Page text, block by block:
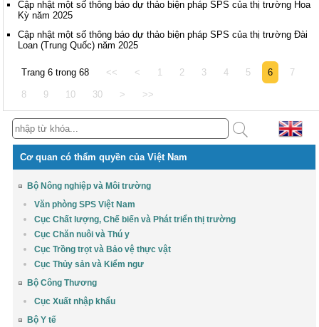
Cập nhật một số thông báo dự thảo biện pháp SPS của thị trường Hoa
Kỳ năm 2025
Cập nhật một số thông báo dự thảo biện pháp SPS của thị trường Đài
Loan (Trung Quốc) năm 2025
Trang 6 trong 68 << < 1 2 3 4 5 6 7
8 9 10 30 > >>
Cơ quan có thẩm quyền của Việt Nam
Bộ Nông nghiệp và Môi trường
Văn phòng SPS Việt Nam
Cục Chất lượng, Chế biến và Phát triển thị trường
Cục Chăn nuôi và Thú y
Cục Trồng trọt và Bảo vệ thực vật
Cục Thủy sản và Kiểm ngư
Bộ Công Thương
Cục Xuất nhập khẩu
Bộ Y tế